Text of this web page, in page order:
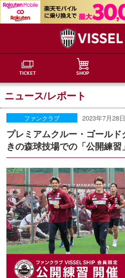
TICKET SHOP
ニュース/レポート
ファンクラブ 2023年7月28日
プレミアムクルー・ゴール
きの森球技場での「公開練